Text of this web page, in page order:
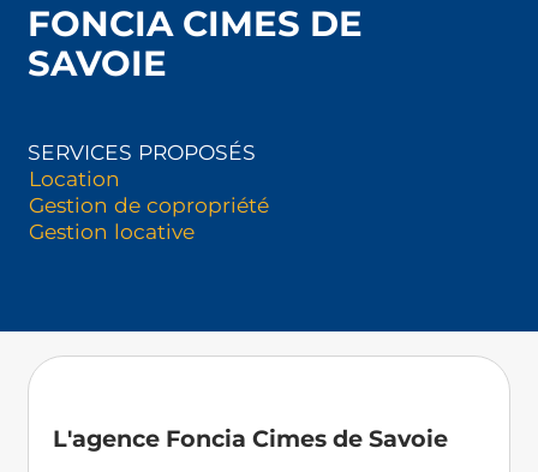
FONCIA CIMES DE
SAVOIE
SERVICES PROPOSÉS
Location
Gestion de copropriété
Gestion locative
L'agence Foncia Cimes de Savoie